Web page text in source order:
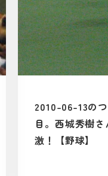
2010-06-13の
目。西城秀樹
激！【野球】